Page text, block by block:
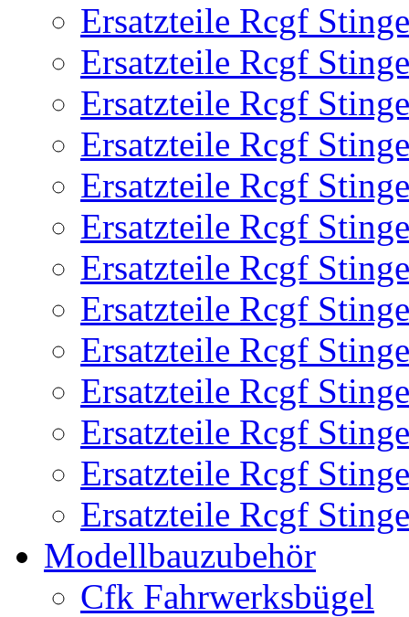
Ersatzteile Rcgf
Ersatzteile Rcgf
Ersatzteile Rcgf
Ersatzteile Rcgf
Ersatzteile Rcgf
Ersatzteile Rcgf
Ersatzteile Rcgf
Ersatzteile Rcgf
Ersatzteile Rcgf
Ersatzteile Rcgf
Ersatzteile Rcgf
Ersatzteile Rcgf
Ersatzteile Rcgf
Modellbauzubehör
Cfk Fahrwerksbügel